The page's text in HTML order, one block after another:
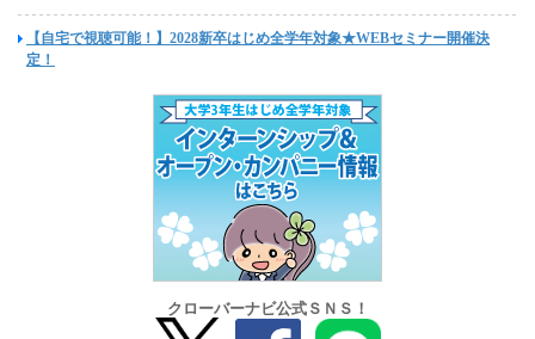
【自宅で視聴可能！】2028新卒はじめ全学年対象★WEBセミナー開催決
定！
クローバーナビ公式ＳＮＳ！